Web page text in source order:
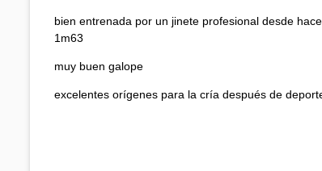
bien entrenada por un jinete profesional desde
1m63
muy buen galope
excelentes orígenes para la cría después de